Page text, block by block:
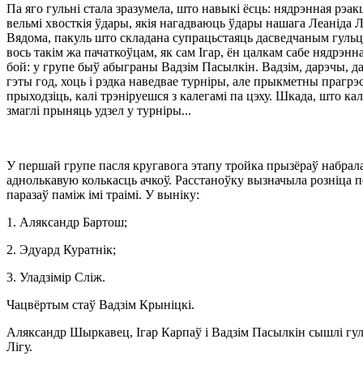
Па яго гульні стала зразумела, што навыкі ёсць: нядрэнная
вельмі хвосткія ўдары, якія нагадваюць ўдары нашага Леаніда
Вядома, пакуль што складана супрацьстаяць дасведчаным
вось такім жа пачаткоўцам, як сам Ігар, ён цалкам сабе
бой: у групе быў абыграны Вадзім Пасылкін. Вадзім, дарэчы,
гэты год, хоць і рэдка наведвае турніры, але прыкметны
прыходзіць, калі трэніруешся з калегамі па цэху. Шкада, што
змаглі прыняць удзел у турніры...
У першай групе пасля кругавога этапу тройка прызёраў
аднолькавую колькасць ачкоў. Расстаноўку вызначыла розніца
паразаў паміж імі траімі. У выніку:
1. Аляксандр Бартош;
2. Эдуард Куратнік;
3. Уладзімір Сліж.
Чацвёртым стаў Вадзім Крыніцкі.
Аляксандр Шыркавец, Ігар Карпаў і Вадзім Пасылкін сышлі
Лігу.